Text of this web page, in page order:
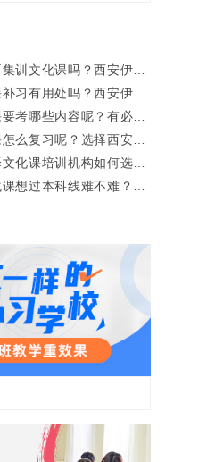
训文化课吗？西安伊顿
得选吗？
习有用处吗？西安伊顿
课班值得选吗？
考哪些内容呢？有必要
？
么复习呢？选择西安伊
化课班行吗？
化课培训机构如何选
没？
想过本科线难不难？有